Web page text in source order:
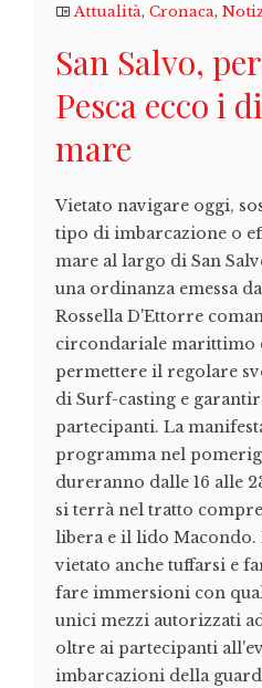
Attualità, Cronaca,
San Salvo,
Pesca ecco i
mare
Vietato navigare oggi,
tipo di imbarcazione o
mare al largo di San
una ordinanza emessa
Rossella D'Ettorre
circondariale marittimo
permettere il regolare
di Surf-casting e
partecipanti. La
programma nel
dureranno dalle 16 alle
si terrà nel tratto
libera e il lido Macondo.
vietato anche tuffarsi e
fare immersioni con
unici mezzi autorizzati
oltre ai partecipanti
imbarcazioni della